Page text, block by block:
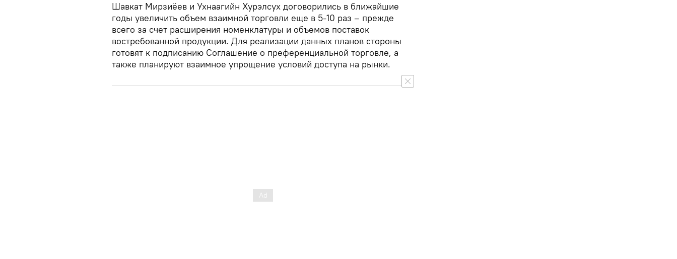
Шавкат Мирзиёев и Ухнаагийн Хурэлсух договорились в ближайшие
годы увеличить объем взаимной торговли еще в 5-10 раз – прежде
всего за счет расширения номенклатуры и объемов поставок
востребованной продукции. Для реализации данных планов стороны
готовят к подписанию Соглашение о преференциальной торговле, а
также планируют взаимное упрощение условий доступа на рынки.